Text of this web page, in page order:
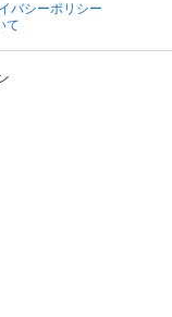
バシーポリシー
て